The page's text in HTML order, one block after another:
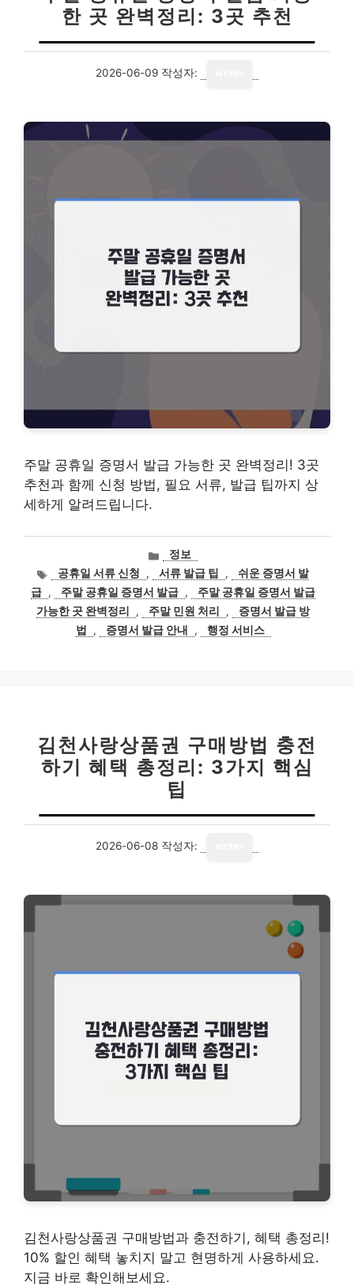
한 곳 완벽정리: 3곳 추천
2026-06-09 작성자:
주말 공휴일 증명서 발급 가능한 곳 완벽정리! 3곳
추천과 함께 신청 방법, 필요 서류, 발급 팁까지 상
세하게 알려드립니다.
카
테
고
리
정보
태공휴일 서류 신청 , 서류 발급 팁 ,
쉬운 증명서 발
급 , 주말 공휴일 증명서 발급 ,
주말 공휴일 증명서 발급
가능한 곳 완벽정리
, 주말 민원 처리 ,
증명서 발급 방
법
, 증명서 발급 안내 , 행정 서비스
김천사랑상품권 구매방법 충전
하기 혜택 총정리: 3가지 핵심
팁
2026-06-08 작성자:
김천사랑상품권 구매방법과 충전하기, 혜택 총정리!
10% 할인 혜택 놓치지 말고 현명하게 사용하세요.
지금 바로 확인해보세요.